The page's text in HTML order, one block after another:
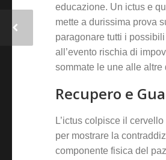
educazione. Un ictus e
mette a durissima prova
paragonare tutti i
all’evento rischia di
sommate le une alle
Recupero e
L’ictus colpisce il
per mostrare la
componente fisica del